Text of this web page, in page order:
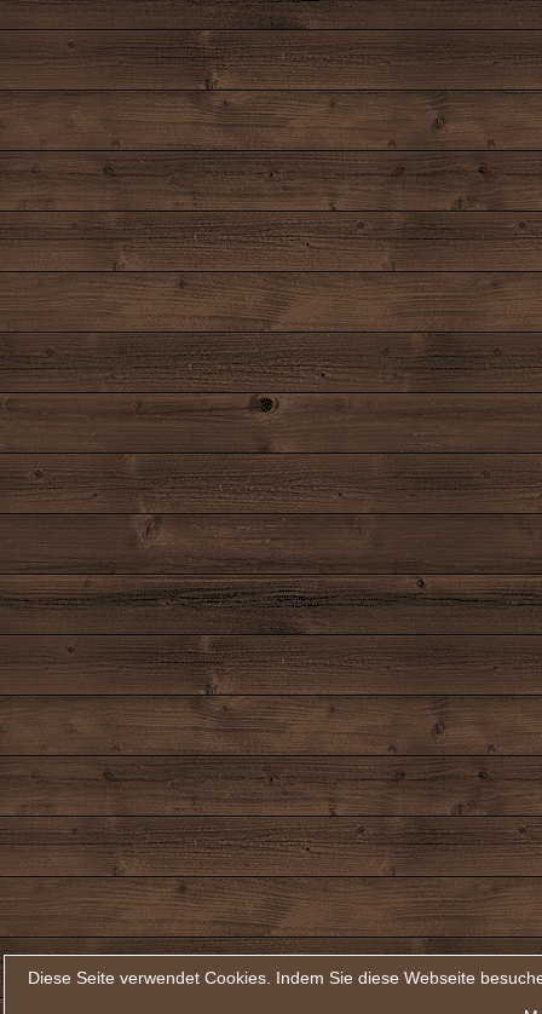
Diese Seite verwendet Cookies. Indem Sie diese Webseite